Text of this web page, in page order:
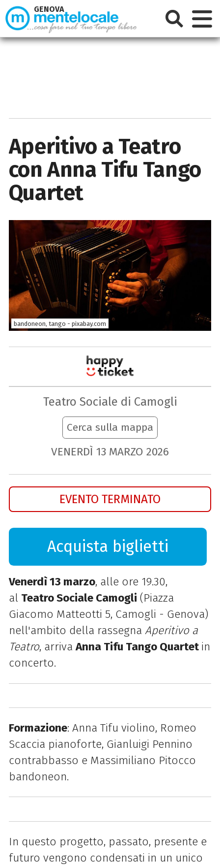
Aperitivo a Teatro
con Anna Tifu Tango
Quartet
bandoneon, tango - pixabay.com
Teatro Sociale di Camogli
Cerca sulla mappa
VENERDÌ 13 MARZO 2026
EVENTO TERMINATO
Acquista biglietti
Venerdì 13 marzo, alle ore 19.30,
al Teatro Sociale Camogli (Piazza
Giacomo Matteotti 5, Camogli - Genova)
nell'ambito della rassegna Aperitivo a
Teatro, arrivaAnna Tifu Tango Quartet in
concerto.
Formazione: Anna Tifu violino, Romeo
Scaccia pianoforte, Gianluigi Pennino
contrabbasso e Massimiliano Pitocco
bandoneon.
In questo progetto, passato, presente e
futuro vengono condensati in un unico
GENOVA